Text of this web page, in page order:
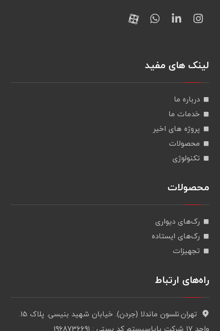
لینک های مفید
درباره ما
خدمات ما
پروژه های اخیر
محصولات
تکنولوژی
محصولات
رک‌های دیواری
رک‌های ایستاده
تجهیزات
راه‌های ارتباط
تهران.نلسون ماندلا (جردن). خیابان شهید بنیسی. پلاک ۱۵.